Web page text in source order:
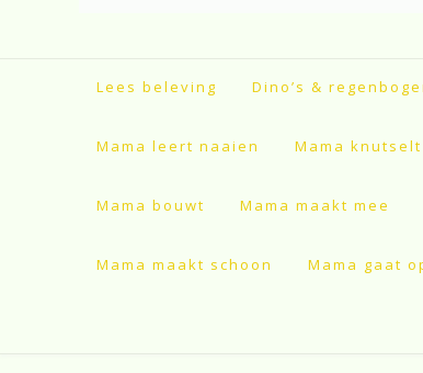
Lees beleving Dino’s &
Mama leert naaien Mama knutselt
Mama bouwt Mama maakt mee
Mama maakt schoon Mama gaat